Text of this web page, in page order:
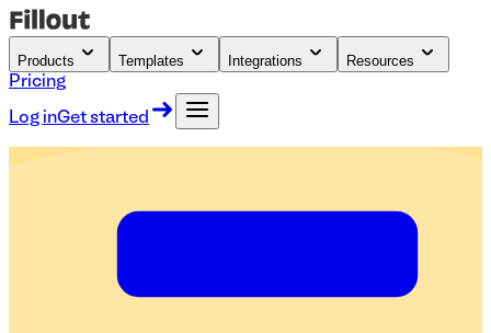
Products Templates Integrations Resources
Pricing
Log inGet started